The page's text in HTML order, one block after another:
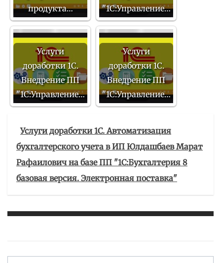
продукта…
"1С:Управление…
Услуги
доработки 1С.
Внедрение ПП
"1С:Управление…
Услуги
доработки 1С.
Внедрение ПП
"1С:Управление…
Услуги доработки 1С. Автоматизация
бухгалтерского учета в ИП Юлдашбаев Марат
Рафаилович на базе ПП "1С:Бухгалтерия 8
базовая версия. Электронная поставка"